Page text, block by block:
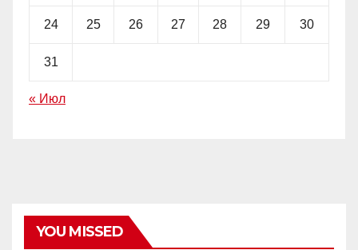
24 25 26 27 28 29 30
31
« Июл
YOU MISSED